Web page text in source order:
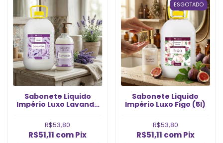
Sabonete Liquido
Império Luxo Lavanda
R$53,80
R$51,11 comPix
ESGOTADO
Sabonete Liquido
Império Luxo Figo (5l)
R$53,80
R$51,11 com Pix